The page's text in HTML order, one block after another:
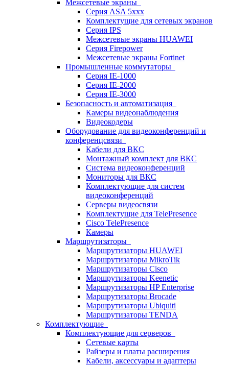
Межсетевые экраны
Серия ASA 5xxx
Комплектущие для сетевых экранов
Серия IPS
Межсетевые экраны HUAWEI
Серия Firepower
Межсетевые экраны Fortinet
Промышленные коммутаторы
Серия IE-1000
Серия IE-2000
Серия IE-3000
Безопасность и автоматизация
Камеры видеонаблюдения
Видеокодеры
Оборудование для видеоконференций и
конференцсвязи
Кабели для ВКС
Монтажный комплект для ВКС
Система видеоконференций
Мониторы для ВКС
Комплектующие для систем
видеоконференций
Серверы видеосвязи
Комплектущие для TelePresence
Cisco TelePresence
Камеры
Маршрутизаторы
Маршрутизаторы HUAWEI
Маршрутизаторы MikroTik
Маршрутизаторы Cisco
Маршрутизаторы Keenetic
Маршрутизаторы HP Enterprise
Маршрутизаторы Brocade
Маршрутизаторы Ubiquiti
Маршрутизаторы TENDA
Комплектующие
Комплектующие для серверов
Сетевые карты
Райзеры и платы расширения
Кабели, аксессуары и адаптеры